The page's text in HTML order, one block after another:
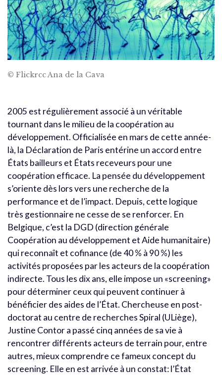
© Flickrcc Ana de la Cava
2005 est régulièrement associé à un véritable
tournant dans le milieu de la coopération au
développement. Officialisée en mars de cette année-
là, la Déclaration de Paris entérine un accord entre
États bailleurs et États receveurs pour une
coopération efficace. La pensée du développement
s’oriente dès lors vers une recherche de la
performance et de l’impact. Depuis, cette logique
très gestionnaire ne cesse de se renforcer. En
Belgique, c’est la DGD (direction générale
Coopération au développement et Aide humanitaire)
qui reconnaît et cofinance (de 40 % à 90 %) les
activités proposées par les acteurs de la coopération
indirecte. Tous les dix ans, elle impose un «screening»
pour déterminer ceux qui peuvent continuer à
bénéficier des aides de l’État. Chercheuse en post-
doctorat au centre de recherches Spiral (ULiège),
Justine Contor a passé cinq années de sa vie à
rencontrer différents acteurs de terrain pour, entre
autres, mieux comprendre ce fameux concept du
screening. Elle en est arrivée à un constat: l’État